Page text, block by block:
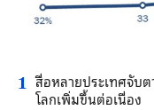
1 สื่อหลายประเทศจับ
โลกเพิ่มขึ้นต่อเนื่อง